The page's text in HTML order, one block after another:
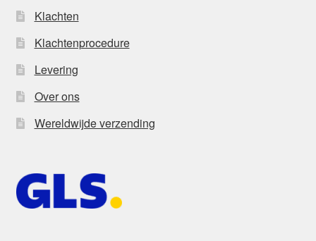
Klachten
Klachtenprocedure
Levering
Over ons
Wereldwijde verzending